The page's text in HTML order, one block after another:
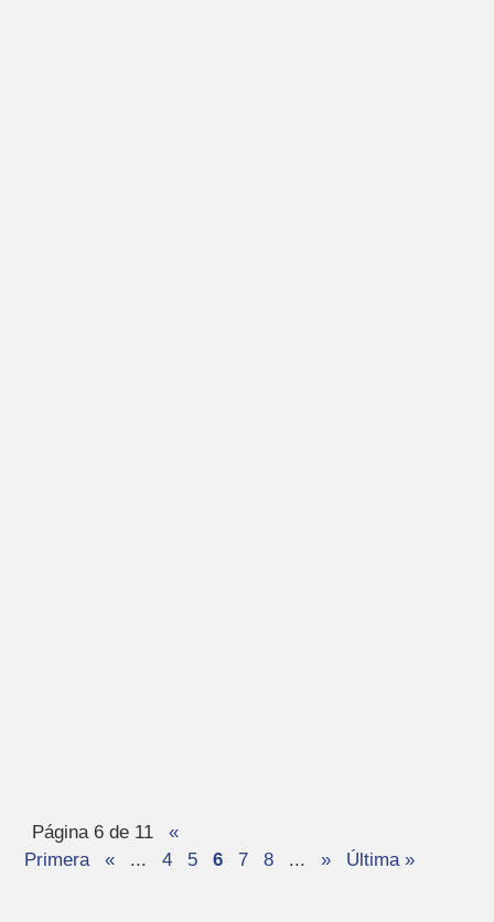
Página 6 de 11
«
Primera
« ... 4 5 6 7 8 ... » Última »